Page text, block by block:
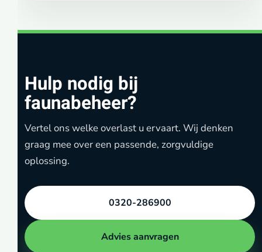
Hulp nodig bij
faunabeheer?
Vertel ons welke overlast u ervaart. Wij denken
graag mee over een passende, zorgvuldige
oplossing.
0320-286900
Advies aanvragen